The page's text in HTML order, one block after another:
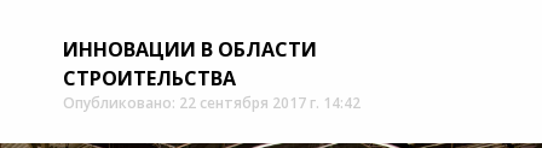
ИННОВАЦИИ В ОБЛАСТИ
СТРОИТЕЛЬСТВА
Опубликовано: 22 сентября 2017 г. 14:42